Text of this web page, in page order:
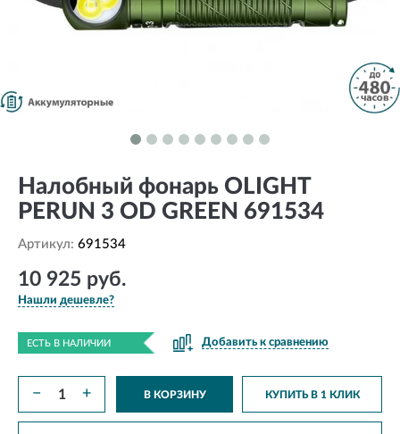
Налобный фонарь OLIGHT
PERUN 3 OD GREEN 691534
Артикул: 691534
10 925 руб.
Нашли дешевле?
ЕСТЬ В НАЛИЧИИ Добавить к сравнению
− + В КОРЗИНУ КУПИТЬ В 1 КЛИК